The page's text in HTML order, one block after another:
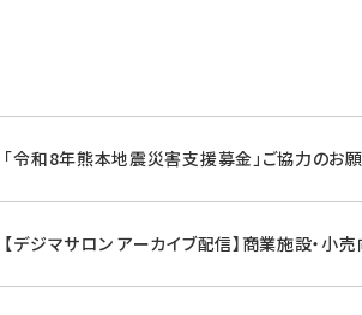
「令和8年熊本地震災害支援募金」ご協力のお
【デジマサロン アーカイブ配信】商業施設・小